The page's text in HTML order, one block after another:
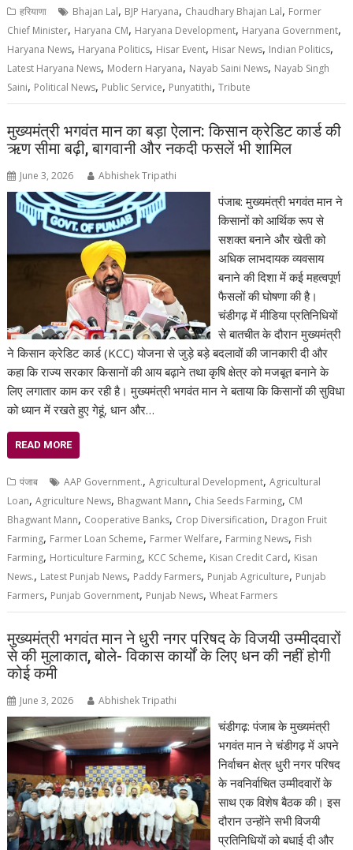
हरियाणा Bhajan Lal, BJP Haryana, Chaudhary Bhajan Lal, Former
Chief Minister, Haryana CM, Haryana Development, Haryana Government,
Haryana News, Haryana Politics, Hisar Event, Hisar News, Indian Politics,
Latest Haryana News, Modern Haryana, Nayab Saini News, Nayab Singh
Saini, Political News, Public Service, Punyatithi,Tribute
मुख्यमंत्री भगवंत मान का बड़ा ऐलान: किसान क्रेडिट कार्ड की
ऋण सीमा बढ़ी, बागवानी और नकदी फसलें भी शामिल
June 3, 2026 Abhishek Tripathi
पंजाब: मुख्यमंत्री भगवंत मान ने
किसानों को आर्थिक रूप से
सशक्त बनाने और खेती को
अधिक लाभदायक व्यवसाय
बनाने की दिशा में कई महत्वपूर्ण
फैसलों की घोषणा की है।
चंडीगढ़ में मीडिया प्रतिनिधियों
से बातचीत के दौरान मुख्यमंत्री
ने किसान क्रेडिट कार्ड (KCC) योजना से जुड़े बड़े बदलावों की जानकारी दी और
कहा कि राज्य सरकार किसानों की आय बढ़ाने तथा कृषि क्षेत्र को मजबूत बनाने के
लिए लगातार काम कर रही है। मुख्यमंत्री भगवंत मान ने बताया कि किसानों की सुविधा
को ध्यान में रखते हुए गेहूं, धान और…
READ MORE
पंजाब AAP Government.,Agricultural Development,Agricultural
Loan,Agriculture News, Bhagwant Mann, Chia Seeds Farming, CM
Bhagwant Mann, Cooperative Banks, Crop Diversification, Dragon Fruit
Farming, Farmer Loan Scheme, Farmer Welfare, Farming News, Fish
Farming, Horticulture Farming, KCC Scheme, Kisan Credit Card, Kisan
News., Latest Punjab News, Paddy Farmers, Punjab Agriculture, Punjab
Farmers, Punjab Government, Punjab News,Wheat Farmers
मुख्यमंत्री भगवंत मान ने धुरी नगर परिषद के विजयी उम्मीदवारों
से की मुलाकात, बोले- विकास कार्यों के लिए धन की नहीं होगी
कोई कमी
June 3, 2026 Abhishek Tripathi
चंडीगढ़: पंजाब के मुख्यमंत्री
भगवंत मान ने चंडीगढ़ में अपने
निर्वाचन क्षेत्र धुरी नगर परिषद
के नवनिर्वाचित उम्मीदवारों के
साथ एक विशेष बैठक की। इस
दौरान उन्होंने सभी विजयी
प्रतिनिधियों को बधाई दी और